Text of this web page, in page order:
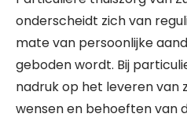
onderscheidt zich van
mate van persoonlijke
geboden wordt. Bij
nadruk op het leveren van
wensen en behoeften van